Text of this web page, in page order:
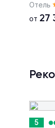
Отель
от 27
5